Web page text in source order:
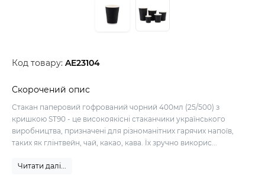
Код товару: AE23104
Скорочений опис
Стакан паперовий гофрований чорний 400мл (25/500) з
кришкою ST90 - це високоякісні стаканчики українського
виробництва, призначені для різноманітних гарячих напоїв,
таких як глінтвейн, чай, какао, кава. Їх зручно викорис...
Читати далі...